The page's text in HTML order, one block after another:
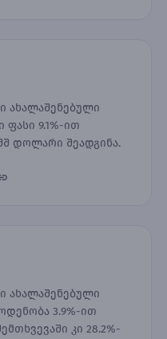
ახალაშენებული
ფასი 9.1%-ით
დოლარი შეადგინა.
ახალაშენებული
3.9%-ით
კი 28.2%-